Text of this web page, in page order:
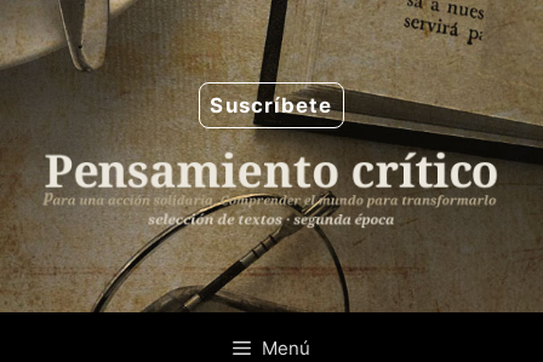
Saltar
al
contenido
Suscríbete
Menú